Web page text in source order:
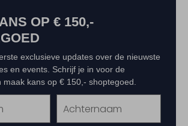
OP € 150,-
exclusieve updates over de nieuwste
en events. Schrijf je in voor de
maak kans op € 150,- shoptegoed.